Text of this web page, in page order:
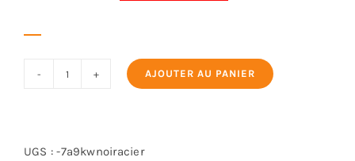
Air
AJOUTER AU PANIER
UGS :-7a9kwnoiracier